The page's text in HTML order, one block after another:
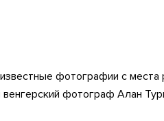
фотографии с
фотограф Алан